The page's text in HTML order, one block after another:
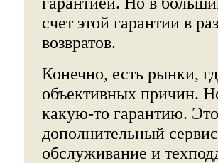
счет этой гарантии в
возвратов.
Конечно, есть рынки,
объективных причин.
какую-то гарантию.
дополнительный
обслуживание и